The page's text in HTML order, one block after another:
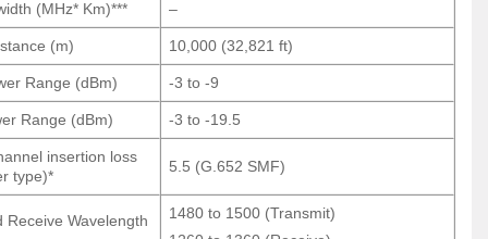
(MHz* Km)*** –
(m) 10,000 (32,821 ft)
Range (dBm) -3 to -9
Range (dBm) -3 to -19.5
insertion loss
type)*
5.5 (G.652 SMF)
Receive Wavelength
1480 to 1500 (Transmit)